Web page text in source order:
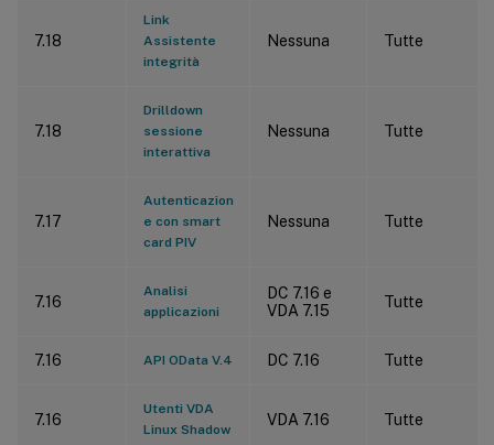
7.18
Link
Assistente
integrità
Nessuna Tutte
7.18
Drilldown
sessione
interattiva
Nessuna Tutte
7.17
Autenticazion
e con smart
card PIV
Nessuna Tutte
7.16
Analisi
applicazioni
DC 7.16 e
VDA 7.15
Tutte
7.16 API OData V.4 DC 7.16 Tutte
7.16
Utenti VDA
Linux Shadow
VDA 7.16 Tutte